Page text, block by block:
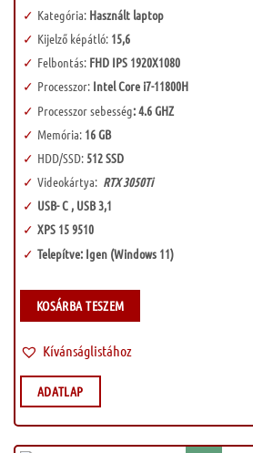
Kategória: Használt laptop
Kijelző képátló: 15,6
Felbontás: FHD IPS 1920X1080
Processzor:Intel Core i7-11800H
Processzor sebesség: 4.6 GHZ
Memória:16 GB
HDD/SSD: 512 SSD
Videokártya: RTX 3050Ti
USB- C , USB 3,1
XPS 15 9510
Telepítve: Igen (Windows 11)
KOSÁRBA TESZEM
Kívánságlistához
ADATLAP